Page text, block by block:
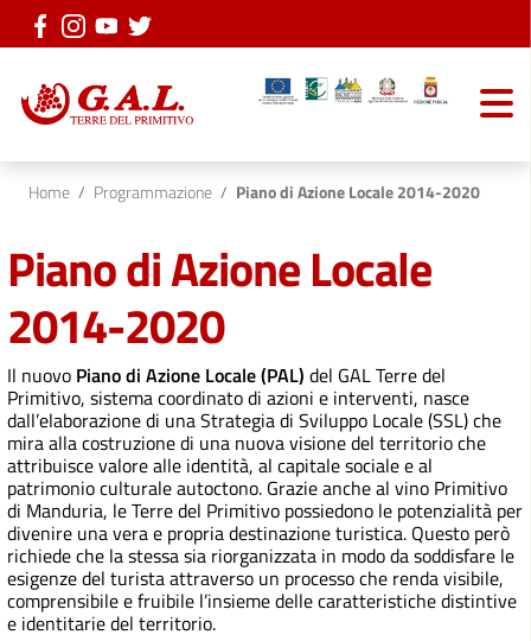
Vai ai contenuti
Vai al menu di navigazione
Vai al footer
Home / Programmazione / Piano di Azione Locale 2014-2020
Piano di Azione Locale
2014-2020
Il nuovo Piano di Azione Locale (PAL) del GAL Terre del
Primitivo, sistema coordinato di azioni e interventi, nasce
dall’elaborazione di una Strategia di Sviluppo Locale (SSL) che
mira alla costruzione di una nuova visione del territorio che
attribuisce valore alle identità, al capitale sociale e al
patrimonio culturale autoctono. Grazie anche al vino Primitivo
di Manduria, le Terre del Primitivo possiedono le potenzialità per
divenire una vera e propria destinazione turistica. Questo però
richiede che la stessa sia riorganizzata in modo da soddisfare le
esigenze del turista attraverso un processo che renda visibile,
comprensibile e fruibile l’insieme delle caratteristiche distintive
e identitarie del territorio.